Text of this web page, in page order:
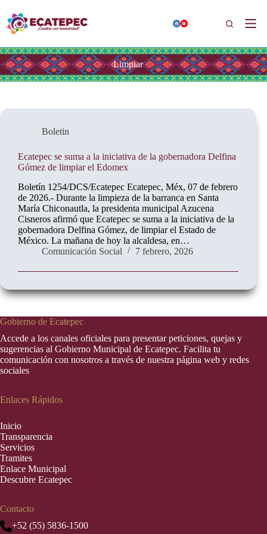
contenido
Buscar
Limpiar
Boletin
Ecatepec se suma a la iniciativa de la gobernadora Delfina
Gómez de limpiar el Edomex
Boletín 1254/DCS/Ecatepec Ecatepec, Méx, 07 de febrero
de 2026.- Durante la limpieza de la barranca en Santa
María Chiconautla, la presidenta municipal Azucena
Cisneros afirmó que Ecatepec se suma a la iniciativa de la
gobernadora Delfina Gómez, de limpiar el Estado de
México. La mañana de hoy la alcaldesa, en…
Comunicación Social
7 febrero, 2026
Gobierno de Ecatepec
Accede a los canales oficiales para presentar peticiones, quejas y
sugerencias al Gobierno Municipal de Ecatepec. Facilita tu
comunicación con nosotros a través de nuestra página web y redes
sociales
Enlaces Rápidos
Inicio
Transparencia
Servicios
Tramites
Enlace Municipal
Descubre Ecatepec
Contacto
+52 (55) 5836-1500